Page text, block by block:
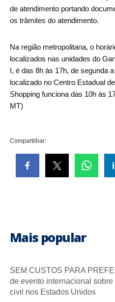
de atendimento portando
os trâmites do atendimento.
Na região metropolitana, o
localizados nas unidades do
I, é das 8h às 17h, de segunda
localizado no Centro Estadual
Shopping funciona das 10h às
MT)
Compartilhar:
Mais popular
SEM CUSTOS PARA
de evento internacional
civil nos Estados Unidos